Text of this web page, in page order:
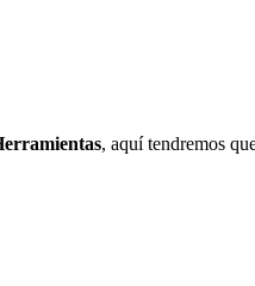
, aquí tendremos